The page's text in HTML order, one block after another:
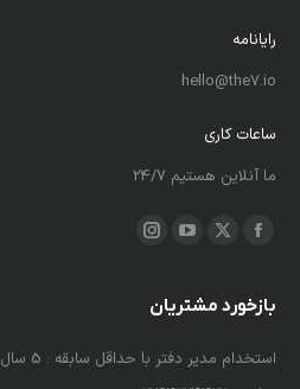
رایانامه
hello@the7.io
ساعات کاری
ما آنلاین هستیم 24/7
ما را دنبال کنید در:
فیسبوک
کردن
در
X
کردن
در
یوتیوب
کردن
در
اینستاگرام
کردن
در
بازخورد مشتریان
استخدام مدیر دفتر با حداقل سابقه : 5 سال و ررشته تحصیلی : مدیریت /